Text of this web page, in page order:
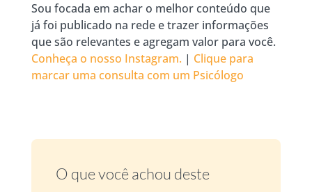
Sou focada em achar o melhor conteúdo que
já foi publicado na rede e trazer informações
que são relevantes e agregam valor para você.
Conheça o nosso Instagram. | Clique para
marcar uma consulta com um Psicólogo
O que você achou deste